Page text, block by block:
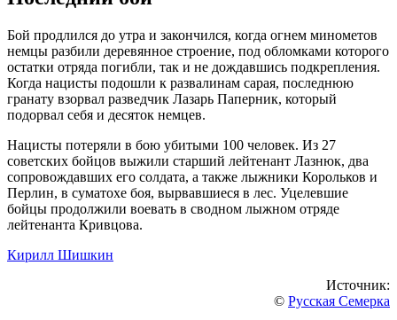
Бой продлился до утра и закончился, когда огнем минометов
немцы разбили деревянное строение, под обломками которого
остатки отряда погибли, так и не дождавшись подкрепления.
Когда нацисты подошли к развалинам сарая, последнюю
гранату взорвал разведчик Лазарь Паперник, который
подорвал себя и десяток немцев.
Нацисты потеряли в бою убитыми 100 человек. Из 27
советских бойцов выжили старший лейтенант Лазнюк, два
сопровождавших его солдата, а также лыжники Корольков и
Перлин, в суматохе боя, вырвавшиеся в лес. Уцелевшие
бойцы продолжили воевать в сводном лыжном отряде
лейтенанта Кривцова.
Кирилл Шишкин
Источник:
© Русская Семерка